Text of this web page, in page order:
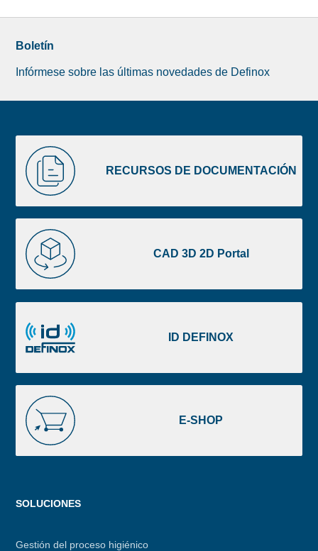
Boletín
Infórmese sobre las últimas novedades de Definox
image
footer
RECURSOS DE DOCUMENTACIÓN
RECURSOS
DE
DOCUMENTACIÓN
CAD 3D 2D Portal
CAD
3D
2D
Portal
ID DEFINOX
DEFINOX
E-SHOP
SHOP
Menu
SOLUCIONES
Gestión del proceso higiénico